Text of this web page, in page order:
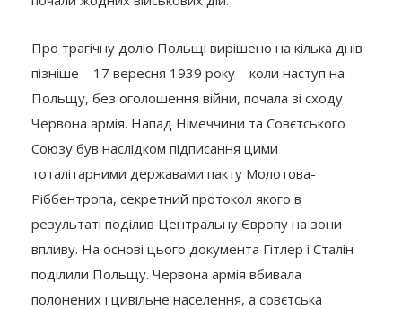
Про трагічну долю Польщі вирішено на кілька днів
пізніше – 17 вересня 1939 року – коли наступ на
Польщу, без оголошення війни, почала зі сходу
Червона армія. Напад Німеччини та Совєтського
Союзу був наслідком підписання цими
тоталітарними державами пакту Молотова-
Ріббентропа, секретний протокол якого в
результаті поділив Центральну Європу на зони
впливу. На основі цього документа Гітлер і Сталін
поділили Польщу. Червона армія вбивала
полонених і цивільне населення, а совєтська